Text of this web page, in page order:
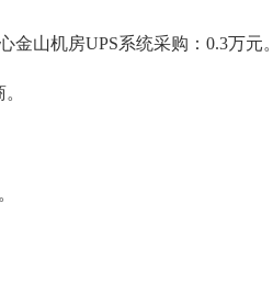
山机房UPS系统采购：0.3万元。